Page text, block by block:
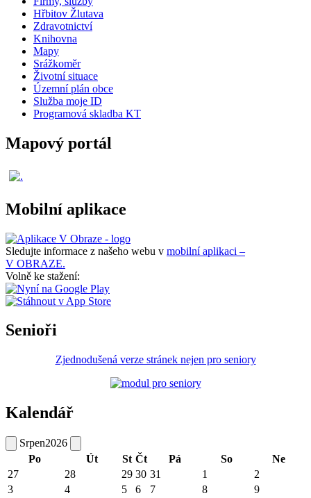
Hřbitov Žlutava
Zdravotnictví
Knihovna
Mapy
Srážkoměr
Životní situace
Územní plán obce
Služba moje ID
Programová skladba KT
Mapový portál
Mobilní aplikace
Sledujte informace z našeho webu v mobilní aplikaci –
V OBRAZE.
Volně ke stažení:
Senioři
Zjednodušená verze stránek nejen pro seniory
Kalendář
Srpen2026
Po
Út St Čt Pá So
Ne
27
28 29 30 31 1
2
3
4 5 6 7 8
9